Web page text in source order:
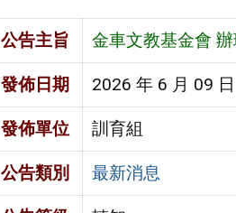
公告主旨 金車文教基金會
發佈日期 2026 年 6 月 09 日
發佈單位 訓育組
公告類別 最新消息